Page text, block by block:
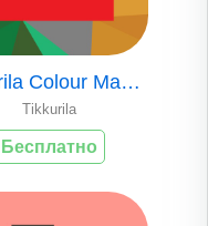
Tikkurila Colour Master
Tikkurila
Бесплатно